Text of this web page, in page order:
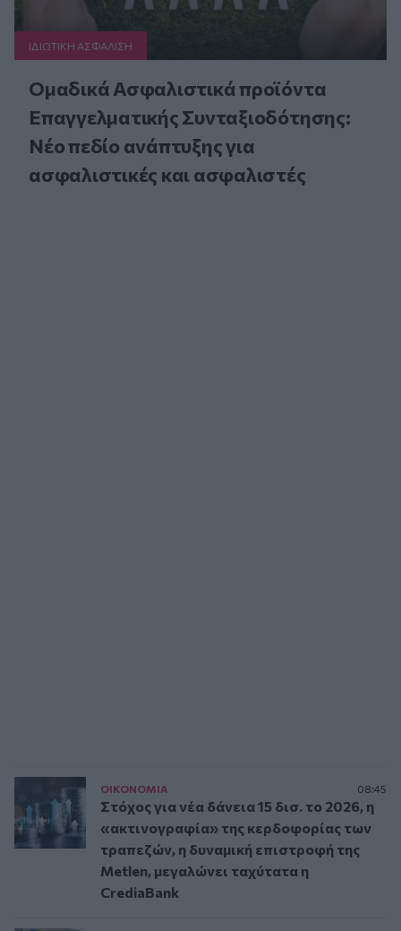
ΙΔΙΩΤΙΚΗ ΑΣΦAΛΙΣΗ
Ομαδικά Ασφαλιστικά προϊόντα
Επαγγελματικής Συνταξιοδότησης:
Νέο πεδίο ανάπτυξης για
ασφαλιστικές και ασφαλιστές
ΟΙΚΟΝΟΜΙΑ 08:45
Στόχος για νέα δάνεια 15 δισ. το 2026, η
«ακτινογραφία» της κερδοφορίας των
τραπεζών, η δυναμική επιστροφή της
Metlen, μεγαλώνει ταχύτατα η
CrediaBank